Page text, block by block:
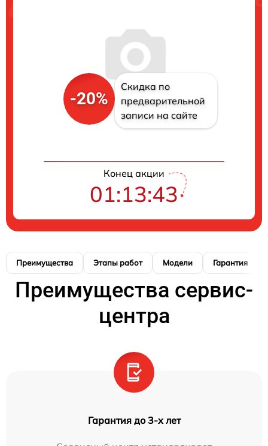
-20%
Скидка по
предварительной
записи на сайте
Конец акции
01:13:42
Преимущества Этапы работ Модели Гарантия
Преимущества сервис-
центра
Гарантия до 3-х лет